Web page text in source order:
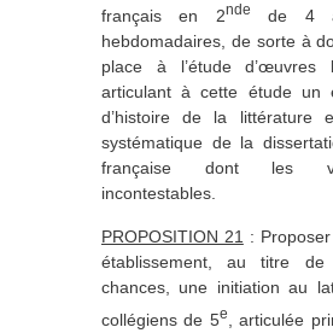
français en 2nde
de 4
hebdomadaires, de sorte à
place à l’étude d’œuvres
articulant à cette étude un
d’histoire de la littérature
systématique de la
française dont les
incontestables.
PROPOSITION 21 :
établissement, au titre de
chances, une initiation au
collégiens de 5e
, articulée